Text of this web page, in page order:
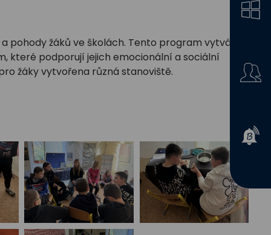
pohody žáků ve školách. Tento program vytváří
které podporují jejich emocionální a sociální
žáky vytvořena různá stanoviště.